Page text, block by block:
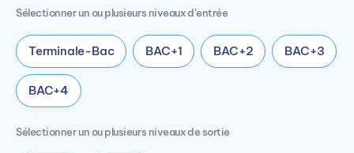
Sélectionner un ou plusieurs niveaux d’entrée
Terminale-Bac BAC+1 BAC+2 BAC+3
BAC+4
Sélectionner un ou plusieurs niveaux de sortie